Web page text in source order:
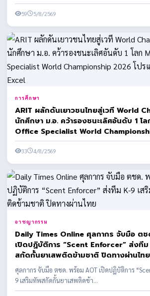
59 5/8/2569
การศึกษา
ARIT ผลักดันเยาวชนไทยสู่เวที World
นักศึกษา ม.อ. คว้ารองชนะเลิศอันดับ 1 โลก
Office Specialist World
โปรแกรม Microsoft Excel
33 4/8/2569
อาชญากรรม
Daily Times Online ศุลกากร จับมือ ต
เปิดปฏิบัติการ “Scent Enforcer” ส่งที
สกัดกั้นยาเสพติดข้ามชาติ ปิดทางผ่านไทย
ศุลกากร จับมือ ตชด. พร้อม AOT เปิดปฏิบัติการ
9 เสริมทัพสกัดกั้นยาเสพติดข้า...